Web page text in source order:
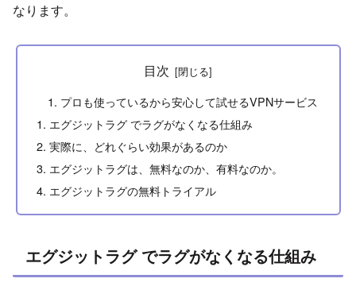
なります。
目次
プロも使っているから安心して試せるVPNサービス
エグジットラグ でラグがなくなる仕組み
実際に、どれぐらい効果があるのか
エグジットラグは、無料なのか、有料なのか。
エグジットラグの無料トライアル
エグジットラグ でラグがなくなる仕組み